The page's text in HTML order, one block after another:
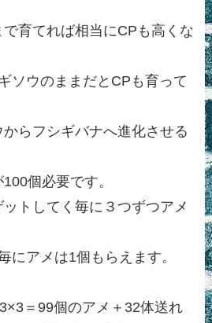
育てれば相当にCPも高くな
ソウのままだとCPも育って
らフシギバナへ進化させる
個必要です。
トしてく毎に３つずつアメ
にアメは1個もらえます。
＝99個のアメ＋32体送れ